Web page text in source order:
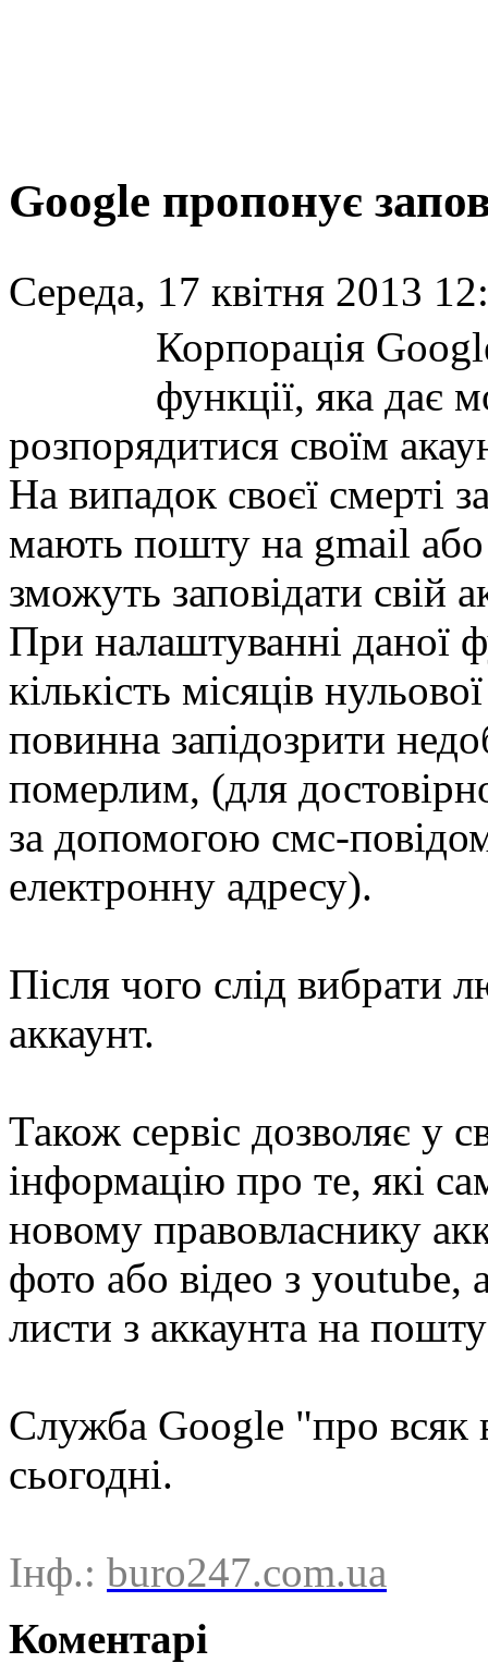
Google пропонує
Середа, 17 квітня 2013
Корпорація
функції, яка дає
розпорядитися своїм
На випадок своєї смерті
мають пошту на gmail
зможуть заповідати свій
При налаштуванні даної
кількість місяців
повинна запідозрити
померлим, (для
за допомогою смс-
електронну адресу).
Після чого слід вибрати
аккаунт.
Також сервіс дозволяє у
інформацію про те, які
новому правовласнику
фото або відео з youtube,
листи з аккаунта на
Служба Google "про всяк
сьогодні.
Інф.: buro247.com.ua
Коментарі